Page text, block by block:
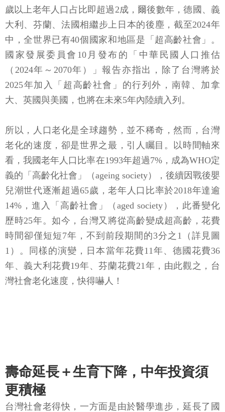
歲以上老年人口占比即超過2成，爾後數年，德國、義
大利、芬蘭、法國相繼步上日本的後塵，截至2024年
中，全世界已有40個國家和地區是「超高齡社會」。
國家發展委員會10月發布的「中華民國人口推估
（2024年～2070年）」報告亦指出，除了台灣將於
2025年加入「超高齡社會」的行列外，南韓、加拿
大、英國與美國，也將在未來5年內陸續入列。
所以，人口老化是全球趨勢，並不稀奇，然而，台灣
老化的速度，卻是世界之最，引人矚目。以時間軸來
看，我國老年人口比率在1993年超過7%，成為WHO定
義的「高齡化社會」（ageing society），後續因戰後嬰
兒潮世代逐漸超過65歲，老年人口比率於2018年達逾
14%，進入「高齡社會」（aged society），此番變化
歷時25年。如今，台灣又將從高齡變成超高齡，花費
時間卻僅短短7年，不到前段期間的3分之1（詳見圖
1）。同樣的演變，日本當年花費11年、德國花費36
年、義大利花費19年、芬蘭花費21年，由此觀之，台
灣社會老化速度，快得嚇人！
壽命延長＋生育下降，中年投資須
更積極
台灣社會老得快，一方面是由於醫學進步，延長了國